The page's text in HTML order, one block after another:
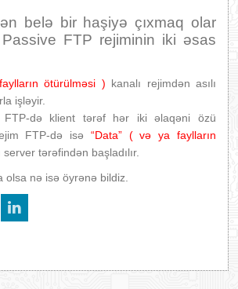
belə bir haşiyə çıxmaq olar
FTP rejiminin iki əsas
ötürülməsi ) kanalı rejimdən asılı
işləyir.
də klient tərəf hər iki əlaqəni özü
FTP-də isə “Data” ( və ya faylların
server tərəfindən başladılır.
olsa nə isə öyrənə bildiz.